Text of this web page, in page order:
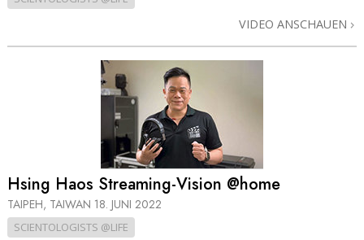
VIDEO ANSCHAUEN
Hsing Haos Streaming-Vision @home
TAIPEH, TAIWAN 18. JUNI 2022
SCIENTOLOGISTS @LIFE